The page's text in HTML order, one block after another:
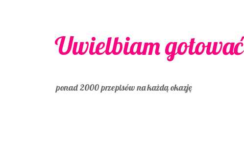
Uwielbiam gotować
ponad 2000 przepisów na każdą okazję